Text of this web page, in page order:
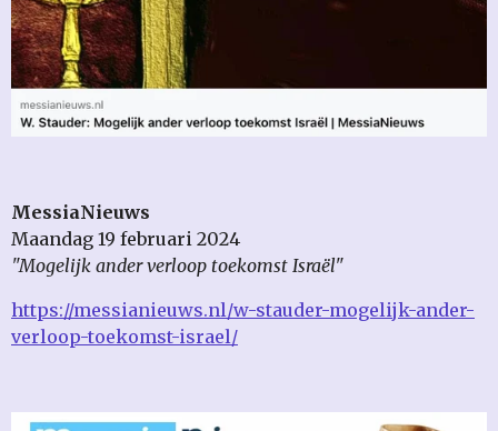
MessiaNieuws
Maandag 19 februari 2024
"Mogelijk ander verloop toekomst Israël"
https://messianieuws.nl/w-stauder-mogelijk-ander-
verloop-toekomst-israel/